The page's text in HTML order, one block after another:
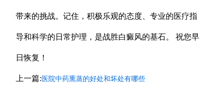
带来的挑战。记住，积极乐观的态度、专业的医疗指
导和科学的日常护理，是战胜白癜风的基石。 祝您早
日恢复！
上一篇:医院中药熏蒸的好处和坏处有哪些